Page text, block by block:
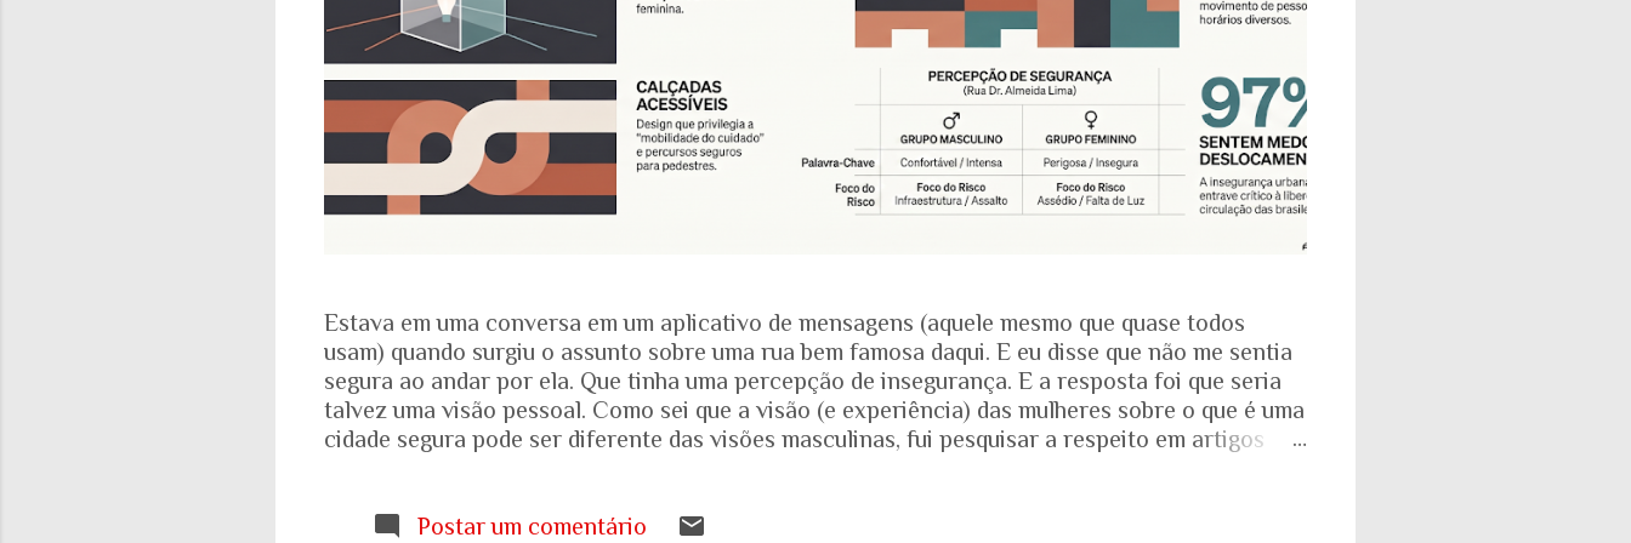
Estava em uma conversa em um aplicativo de mensagens (aquele mesmo que quase todos
usam) quando surgiu o assunto sobre uma rua bem famosa daqui. E eu disse que não me sentia
segura ao andar por ela. Que tinha uma percepção de insegurança. E a resposta foi que seria
talvez uma visão pessoal. Como sei que a visão (e experiência) das mulheres sobre o que é uma
cidade segura pode ser diferente das visões masculinas, fui pesquisar a respeito em artigos
Locomotiva, divulgada em setembro de 2024, mostrou um dado alarmante: que 97% das
Postar um comentário